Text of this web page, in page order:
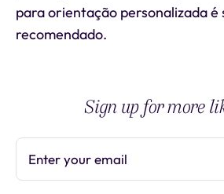
para orientação personalizada é
recomendado.
Sign up for more
Enter your email